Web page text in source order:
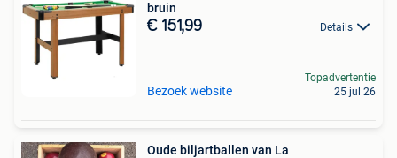
bruin
€ 151,99 Details
Bezoek website
Topadvertentie
25 jul 26
Oude biljartballen van La